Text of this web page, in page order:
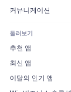
사이트 목록
이메일
회계
쿠폰 및 로열티
창고 서비스
음식점
부동산
예약
뮤직
팟캐스트
사진
동영상
PDF
파일 공유
소식
지도 및 내비게이션
개인정보 및 보안
시계
페이지 템플릿
이미지 효과
버튼 & 메뉴
양식
블로그
설문
채팅
메모
둘러보기
추천 앱
최신 앱
이달의 인기 앱